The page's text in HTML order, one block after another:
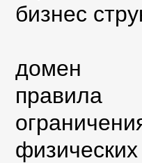
бизнес
правила